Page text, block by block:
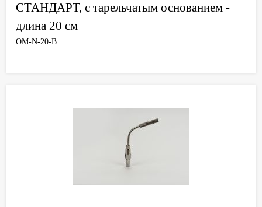
СТАНДАРТ, с тарельчатым основанием -
длина 20 см
OM-N-20-B